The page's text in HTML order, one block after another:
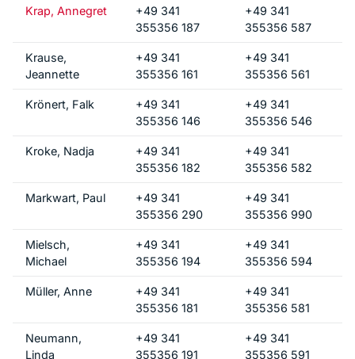
Krap, Annegret
+49 341
355356 187
+49 341
355356 587
Krause,
Jeannette
+49 341
355356 161
+49 341
355356 561
Krönert, Falk
+49 341
355356 146
+49 341
355356 546
Kroke, Nadja
+49 341
355356 182
+49 341
355356 582
Markwart, Paul
+49 341
355356 290
+49 341
355356 990
Mielsch,
Michael
+49 341
355356 194
+49 341
355356 594
Müller, Anne
+49 341
355356 181
+49 341
355356 581
Neumann,
Linda
+49 341
355356 191
+49 341
355356 591